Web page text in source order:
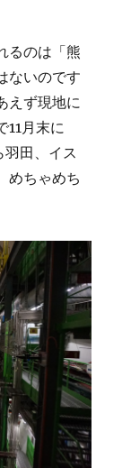
るのは「熊
ないのです
えず現地に
11月末に
田、イス
めちゃめち